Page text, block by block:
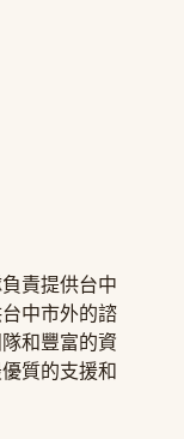
責提供台中
中市外的諮
和豐富的資
質的支援和